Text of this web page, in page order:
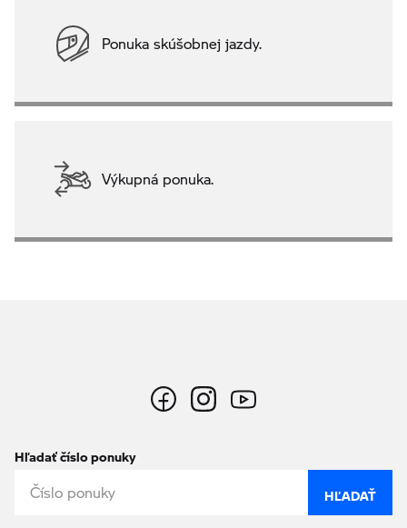
Ponuka skúšobnej jazdy.
Výkupná ponuka.
Hľadať číslo ponuky
HĽADAŤ